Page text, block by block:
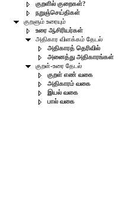
குறளில் குறைகள்?
நறுஞ்செய்திகள்
குறளும் உரையும்
உரை ஆசிரியர்கள்
அதிகார விளக்கம் தேடல்
அதிகாரத் தெரிவில்
அனைத்து அதிகாரங்கள்
குறள்-உரை தேடல்
குறள் எண் வகை
அதிகாரம் வகை
இயல் வகை
பால் வகை